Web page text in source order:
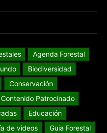
Agenda Forestal
Biodiversidad
Conservación
Contenido Patrocinado
Educación
de videos
Guia Forestal